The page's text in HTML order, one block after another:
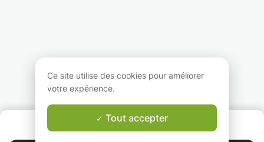
disponibilités sont donc
aider à vous
ensemble le
avec
un sourire.
Garantie Le-Bon-Prof
Ce site utilise des cookies pour améliorer
votre expérience.
Tout accepter